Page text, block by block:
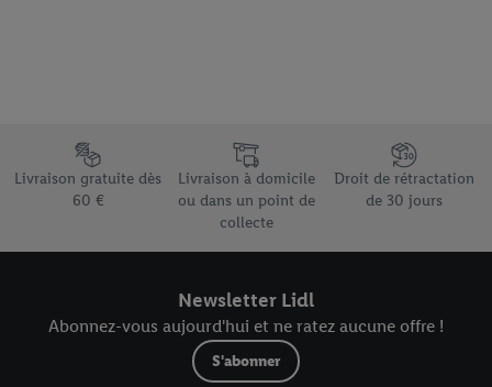
Élément du pied de page avec les différents arguments de
Livraison gratuite dès
60 €
Livraison à domicile
ou dans un point de
collecte
Droit de rétractation
de 30 jours
Newsletter Lidl
Abonnez-vous aujourd'hui et ne ratez aucune offre !
S'abonner